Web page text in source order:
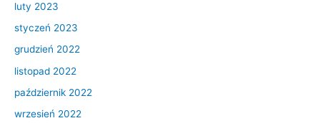
luty 2023
styczeń 2023
grudzień 2022
listopad 2022
październik 2022
wrzesień 2022